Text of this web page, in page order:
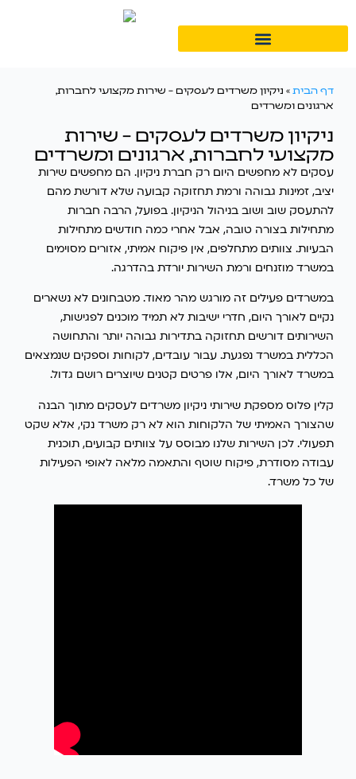
דף הבית» ניקיון משרדים לעסקים – שירות מקצועי לחברות,
ארגונים ומשרדים
ניקיון משרדים לעסקים – שירות
מקצועי לחברות, ארגונים ומשרדים
עסקים לא מחפשים היום רק חברת ניקיון. הם מחפשים שירות
יציב, זמינות גבוהה ורמת תחזוקה קבועה שלא דורשת מהם
להתעסק שוב ושוב בניהול הניקיון. בפועל, הרבה חברות
מתחילות בצורה טובה, אבל אחרי כמה חודשים מתחילות
הבעיות. צוותים מתחלפים, אין פיקוח אמיתי, אזורים מסוימים
במשרד מוזנחים ורמת השירות יורדת בהדרגה.
במשרדים פעילים זה מורגש מהר מאוד. מטבחונים לא נשארים
נקיים לאורך היום, חדרי ישיבות לא תמיד מוכנים לפגישות,
השירותים דורשים תחזוקה בתדירות גבוהה יותר והתחושה
הכללית במשרד נפגעת. עבור עובדים, לקוחות וספקים שנמצאים
במשרד לאורך היום, אלו פרטים קטנים שיוצרים רושם גדול.
קלין פלוס מספקת שירותי ניקיון משרדים לעסקים מתוך הבנה
שהצורך האמיתי של הלקוחות הוא לא רק משרד נקי, אלא שקט
תפעולי. לכן השירות שלנו מבוסס על צוותים קבועים, תוכנית
עבודה מסודרת, פיקוח שוטף והתאמה מלאה לאופי הפעילות
של כל משרד.